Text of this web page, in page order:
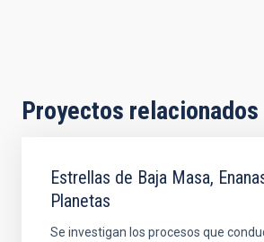
Proyectos relacionados
Estrellas de Baja Masa,
Planetas
Se investigan los procesos que